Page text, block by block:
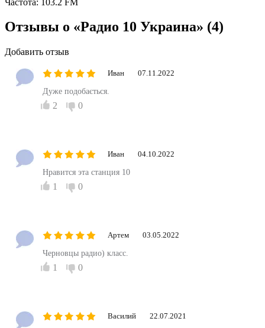
Отзывы о «Радио 10 Украина» (4)
Добавить отзыв
Иван 07.11.2022
Дуже подобається.
2 0
Иван 04.10.2022
Нравится эта станция 10
1 0
Артем 03.05.2022
Черновцы радио) класс.
1 0
Василий 22.07.2021